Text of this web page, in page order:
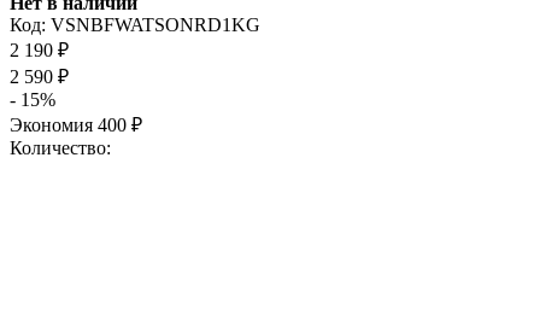
Код: VSNBFWATSONRD1KG
2 190 ₽
2 590 ₽
- 15%
Экономия 400 ₽
Количество: